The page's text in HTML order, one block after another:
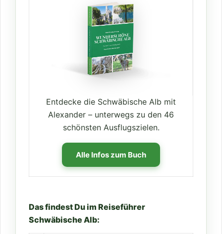
Entdecke die Schwäbische Alb mit
Alexander – unterwegs zu den 46
schönsten Ausflugszielen.
Alle Infos zum Buch
Das findest Du im Reiseführer
Schwäbische Alb: